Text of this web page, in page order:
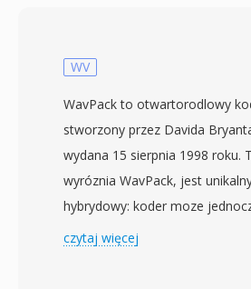
znaczniki, definicje
dzwieku na macOS czesto
poniewaz gwarantuje on
kazdym etapie edycji i
zaleta jest brak strat
przeciwienstwie do MP3 czy
zapisywanie nigdy nie pogarsza
WV
WavPack to otwartorodlowy
stworzony przez Davida
wydana 15 sierpnia 1998 roku.
wyróznia WavPack, jest
hybrydowy: koder moze
generowac kompaktowy plik
czytaj więcej